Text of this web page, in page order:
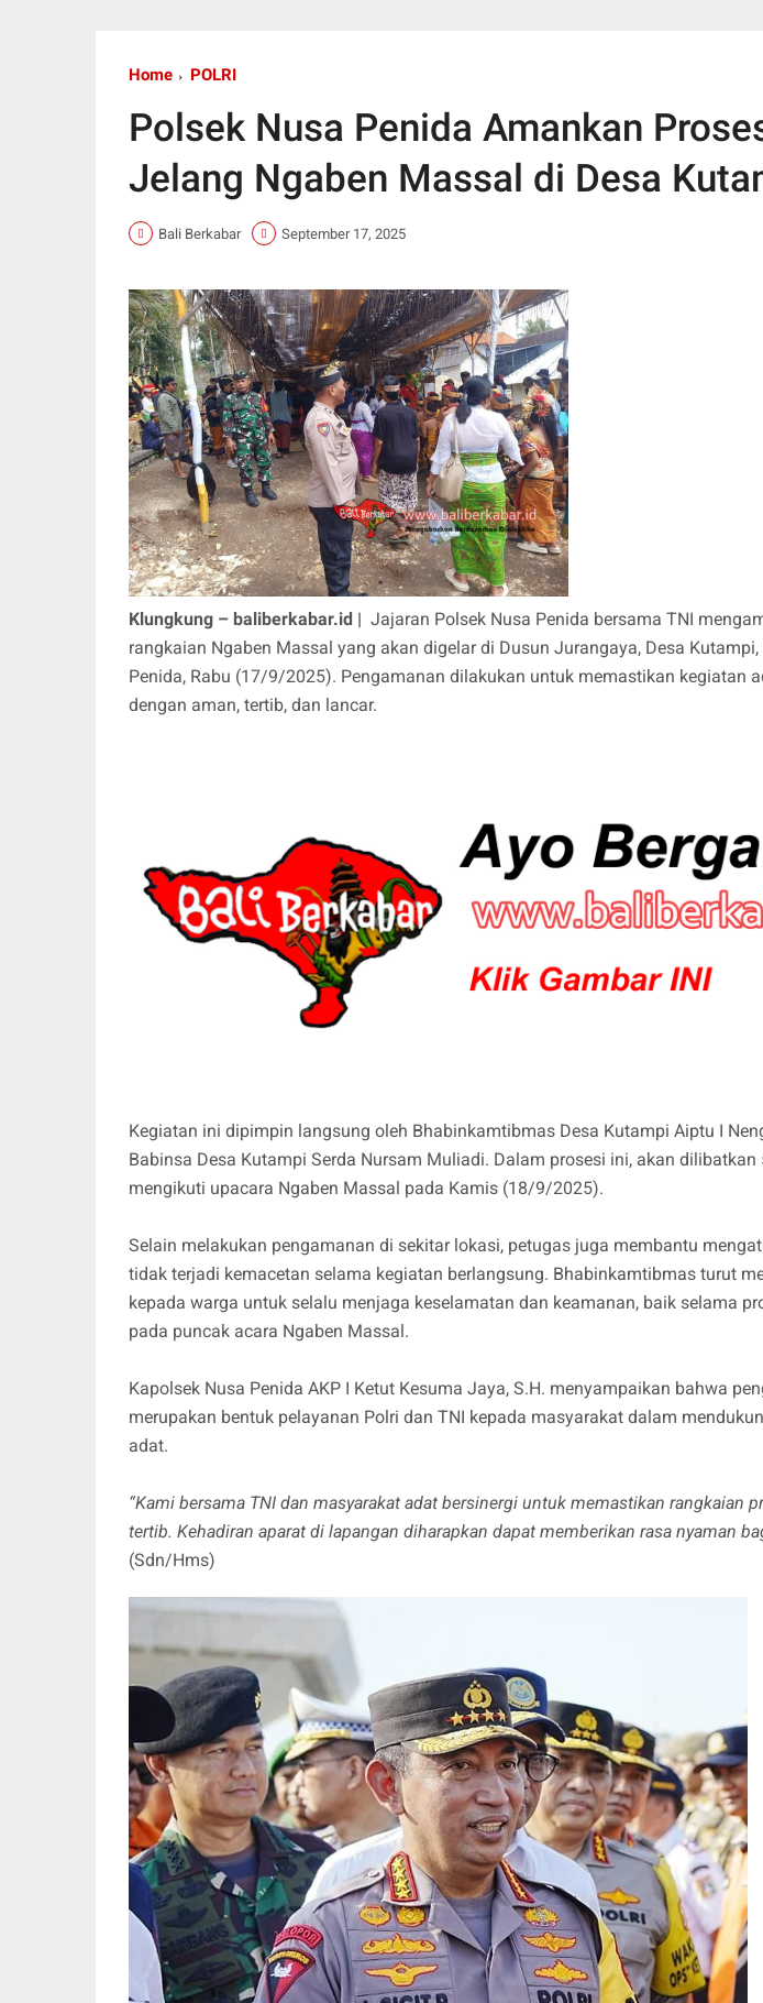
Home POLRI
Polsek Nusa Penida Amankan
Jelang Ngaben Massal di Desa
Bali Berkabar September 17, 2025
Klungkung – baliberkabar.id | Jajaran Polsek Nusa Penida bersama TNI
rangkaian Ngaben Massal yang akan digelar di Dusun Jurangaya, Desa
Penida, Rabu (17/9/2025). Pengamanan dilakukan untuk memastikan kegiatan
dengan aman, tertib, dan lancar.
Kegiatan ini dipimpin langsung oleh Bhabinkamtibmas Desa Kutampi Aiptu I
Babinsa Desa Kutampi Serda Nursam Muliadi. Dalam prosesi ini, akan dilibatkan
mengikuti upacara Ngaben Massal pada Kamis (18/9/2025).
Selain melakukan pengamanan di sekitar lokasi, petugas juga membantu
tidak terjadi kemacetan selama kegiatan berlangsung. Bhabinkamtibmas turut
kepada warga untuk selalu menjaga keselamatan dan keamanan, baik selama
pada puncak acara Ngaben Massal.
Kapolsek Nusa Penida AKP I Ketut Kesuma Jaya, S.H. menyampaikan bahwa
merupakan bentuk pelayanan Polri dan TNI kepada masyarakat dalam
adat.
“Kami bersama TNI dan masyarakat adat bersinergi untuk memastikan rangkaian
tertib. Kehadiran aparat di lapangan diharapkan dapat memberikan rasa nyaman
(Sdn/Hms)